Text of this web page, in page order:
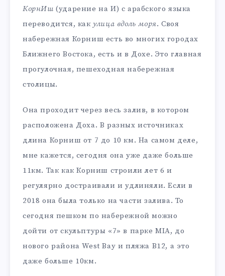
КорнИш(ударение на И) с арабского языка
переводится, какулица вдоль моря. Своя
набережная Корниш есть во многих городах
Ближнего Востока, есть и в Дохе. Это главная
прогулочная, пешеходная набережная
столицы.
Она проходит через весь залив, в котором
расположена Доха. В разных источниках
длина Корниш от 7 до 10 км. На самом деле,
мне кажется, сегодня она уже даже больше
11км. Так как Корниш строили лет 6 и
регулярно достраивали и удлиняли. Если в
2018 она была только на части залива. То
сегодня пешком по набережной можно
дойти от скульптуры «7» в парке MIA, до
нового района West Bay и пляжа B12, а это
даже больше 10км.